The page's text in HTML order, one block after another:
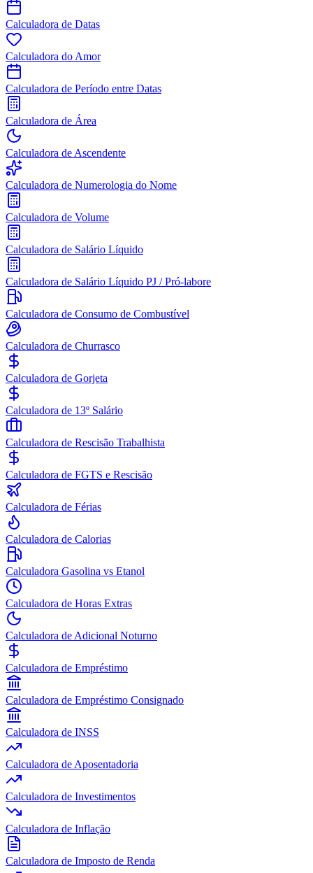
Calculadora de Datas
Calculadora do Amor
Calculadora de Período entre Datas
Calculadora de Área
Calculadora de Ascendente
Calculadora de Numerologia do Nome
Calculadora de Volume
Calculadora de Salário Líquido
Calculadora de Salário Líquido PJ / Pró-labore
Calculadora de Consumo de Combustível
Calculadora de Churrasco
Calculadora de Gorjeta
Calculadora de 13º Salário
Calculadora de Rescisão Trabalhista
Calculadora de FGTS e Rescisão
Calculadora de Férias
Calculadora de Calorias
Calculadora Gasolina vs Etanol
Calculadora de Horas Extras
Calculadora de Adicional Noturno
Calculadora de Empréstimo
Calculadora de Empréstimo Consignado
Calculadora de INSS
Calculadora de Aposentadoria
Calculadora de Investimentos
Calculadora de Inflação
Calculadora de Imposto de Renda